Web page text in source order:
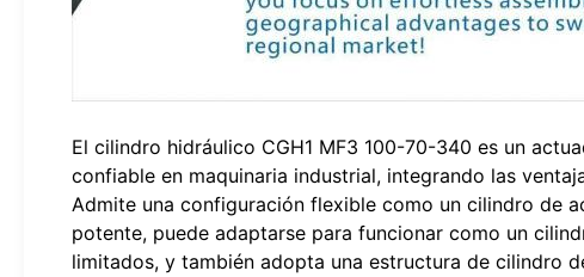
El cilindro hidráulico CGH1 MF3 100-70-340 es un
confiable en maquinaria industrial, integrando las
Admite una configuración flexible como un cilindro de
potente, puede adaptarse para funcionar como un
limitados, y también adopta una estructura de cilindro